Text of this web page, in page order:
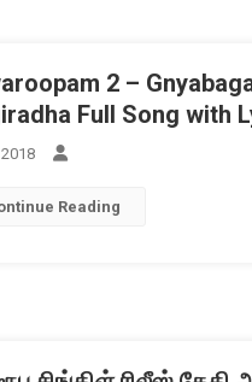
2 –
Full Song with
Reading